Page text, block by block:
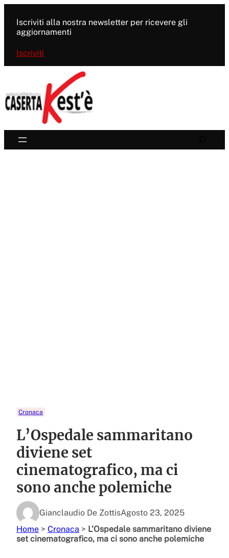
contenuto
Iscriviti alla nostra newsletter per ricevere gli
aggiornamenti
Iscriviti
Cronaca
L’Ospedale sammaritano
diviene set
cinematografico, ma ci
sono anche polemiche
Gianclaudio De ZottisAgosto 23, 2025
Home > Cronaca > L’Ospedale sammaritano diviene
set cinematografico, ma ci sono anche polemiche